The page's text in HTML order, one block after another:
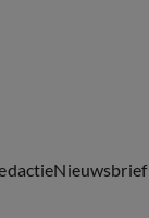
Nieuwsbrief